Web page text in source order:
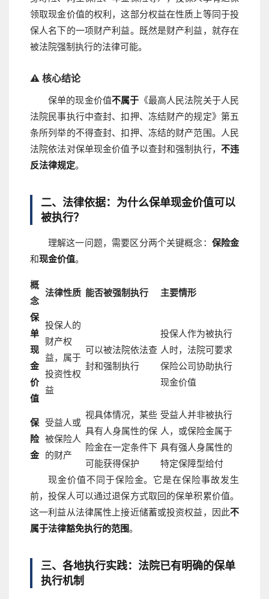
领取现金价值的权利，这部分权益在性质上等同于投
保人名下的一项财产利益。既然是财产利益，就存在
被法院强制执行的法律可能。
⚠️ 核心结论
保单的现金价值不属于 《最高人民法院关于人民
法院民事执行中查封、扣押、冻结财产的规定》第五
条所列举的不得查封、扣押、冻结的财产范围。人民
法院依法对保单现金价值予以查封和强制执行， 不违
反法律规定。
二、法律依据：为什么保单现金价值可以
被执行？
理解这一问题，需要区分两个关键概念： 保险金
和现金价值。
概
念
法律性质 能否被强制执行 主要情形
保
单
现
金
价
值
投保人的
财产权
益，属于
投资性权
益
可以被法院依法查
封和强制执行
投保人作为被执行
人时，法院可要求
保险公司协助执行
现金价值
保
险
金
受益人或
被保险人
的财产
视具体情况，某些
具有人身属性的保
险金在一定条件下
可能获得保护
受益人并非被执行
人，或保险金属于
具有强人身属性的
特定保障型给付
现金价值不同于保险金。它是在保险事故发生
前，投保人可以通过退保方式取回的保单积累价值。
这一利益从法律属性上接近储蓄或投资权益，因此不
属于法律豁免执行的范围。
三、各地执行实践：法院已有明确的保单
执行机制